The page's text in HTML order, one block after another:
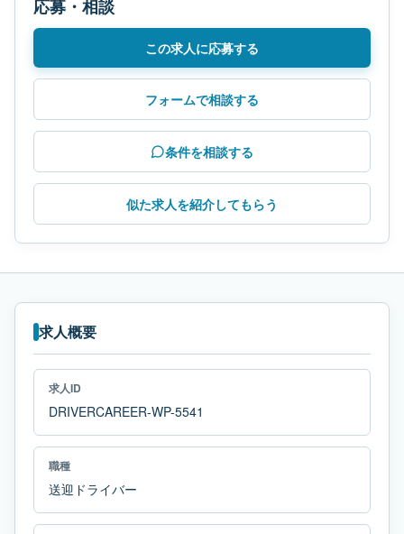
応募・相談
この求人に応募する
フォームで相談する
条件を相談する
似た求人を紹介してもらう
求人概要
求人ID
DRIVERCAREER-WP-5541
職種
送迎ドライバー